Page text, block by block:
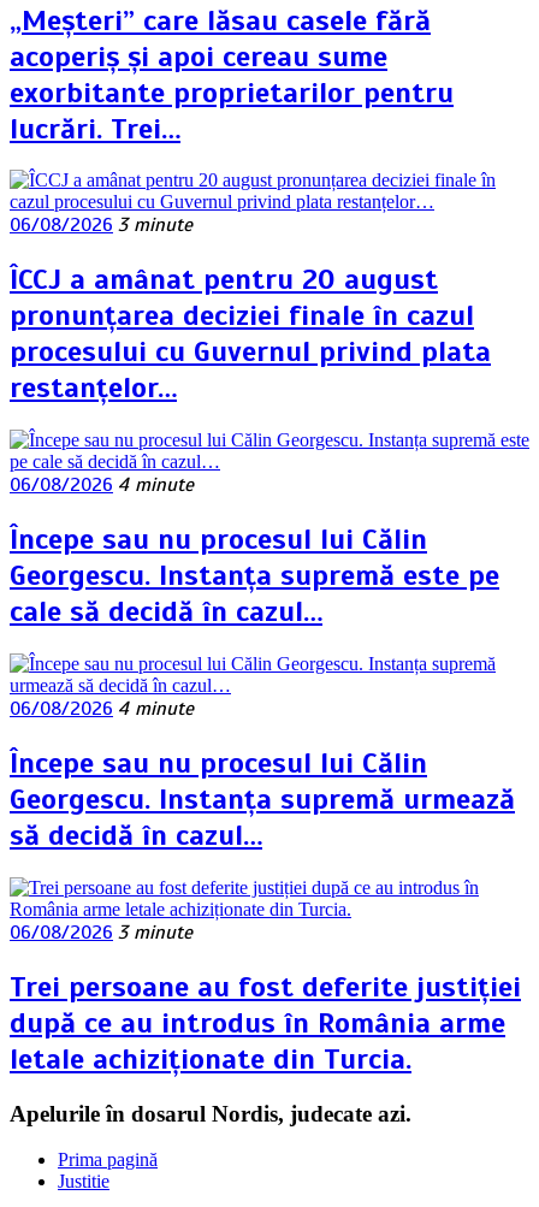
„Meșteri” care lăsau casele fără
acoperiș și apoi cereau sume
exorbitante proprietarilor pentru
lucrări. Trei…
06/08/2026 3 minute
ÎCCJ a amânat pentru 20 august
pronunțarea deciziei finale în cazul
procesului cu Guvernul privind plata
restanțelor…
06/08/2026 4 minute
Începe sau nu procesul lui Călin
Georgescu. Instanța supremă este pe
cale să decidă în cazul…
06/08/2026 4 minute
Începe sau nu procesul lui Călin
Georgescu. Instanța supremă urmează
să decidă în cazul…
06/08/2026 3 minute
Trei persoane au fost deferite justiției
după ce au introdus în România arme
letale achiziționate din Turcia.
Apelurile în dosarul Nordis, judecate azi.
Prima pagină
Justitie